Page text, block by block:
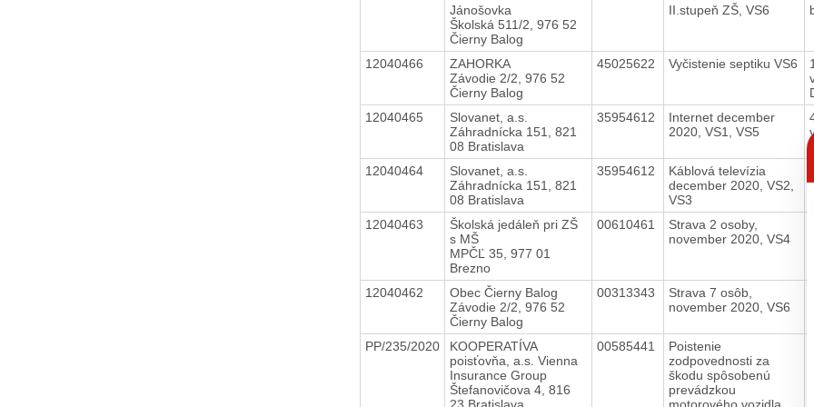
Jánošovka
Školská 511/2, 976 52
Čierny Balog
II.stupeň ZŠ, VS6
12040466
ZAHORKA
Závodie 2/2, 976 52
Čierny Balog
45025622 Vyčistenie septiku VS6
12040465
Slovanet, a.s.
Záhradnícka 151, 821
08 Bratislava
35954612
Internet december
2020, VS1, VS5
12040464
Slovanet, a.s.
Záhradnícka 151, 821
08 Bratislava
35954612
Káblová televízia
december 2020, VS2,
VS3
12040463
Školská jedáleň pri ZŠ
s MŠ
MPČĽ 35, 977 01
Brezno
00610461
Strava 2 osoby,
november 2020, VS4
12040462
Obec Čierny Balog
Závodie 2/2, 976 52
Čierny Balog
00313343
Strava 7 osôb,
november 2020, VS6
PP/235/2020
KOOPERATÍVA
poisťovňa, a.s. Vienna
Insurance Group
Štefanovičova 4, 816
00585441
Poistenie
zodpovednosti za
škodu spôsobenú
prevádzkou